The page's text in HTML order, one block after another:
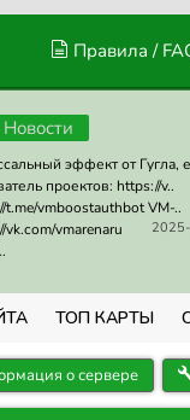
Правила /
Новости
эффект от Гугла,
проектов: https://v..
t.me/vmboostauthbot VM-..
vk.com/vmarenaru
ТОП КАРТЫ
о сервере